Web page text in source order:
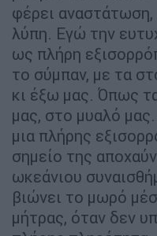
φέρει αναστάτωση,
λύπη. Εγώ την
ως πλήρη
το σύμπαν, με τα
κι έξω μας. Όπως
μας, στο μυαλό μας.
μια πλήρης
σημείο της
ωκεάνιου
βιώνει το μωρό
μήτρας, όταν δεν